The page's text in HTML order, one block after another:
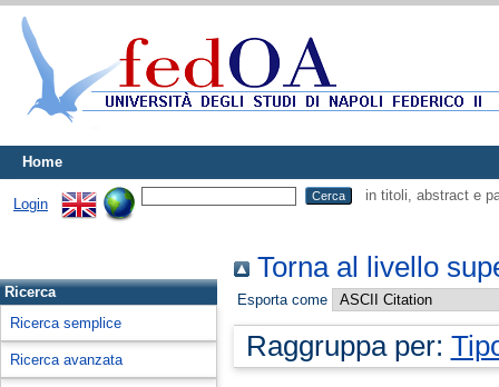
Home
Login
in titoli, abstract e
Ricerca
Ricerca semplice
Ricerca avanzata
Torna al livello
Esporta come
Raggruppa per: